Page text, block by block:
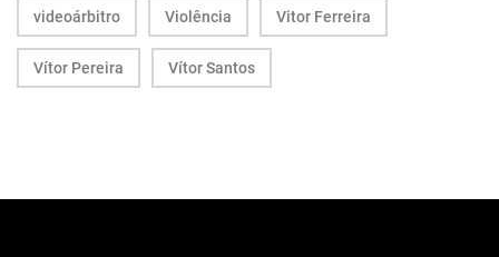
videoárbitro Violência Vitor Ferreira
Vítor Pereira Vítor Santos